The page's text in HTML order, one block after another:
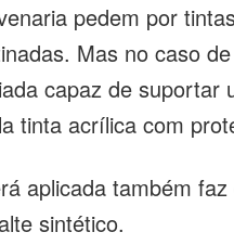
pedem por
Mas no caso
capaz de suportar
tinta acrílica com
aplicada também
sintético.